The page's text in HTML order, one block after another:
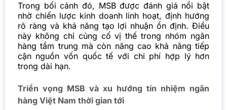
Trong bối cảnh đó, MSB được đánh giá nổi bật
nhờ chiến lược kinh doanh linh hoạt, định hướng
rõ ràng và khả năng tạo lợi nhuận ổn định. Điều
này không chỉ củng cố vị thế trong nhóm ngân
hàng tầm trung mà còn nâng cao khả năng tiếp
cận nguồn vốn quốc tế với chi phí hợp lý hơn
trong dài hạn.
Triển vọng MSB và xu hướng tín nhiệm ngân
hàng Việt Nam thời gian tới